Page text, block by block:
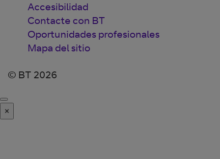
Accesibilidad
Contacte con BT
Oportunidades profesionales
Mapa del sitio
© BT 2026
×